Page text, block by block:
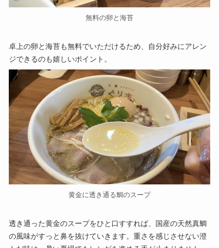
無料の卵と海苔
卓上の卵と海苔も無料でいただけるため、自分好みにアレン
ジできるのも嬉しいポイント。
黄金に透き通る鯛のスープ
透き通った黄金のスープをひと口すすれば、国産の天然真鯛
の風味がすっと鼻を抜けていきます。重さを感じさせない澄